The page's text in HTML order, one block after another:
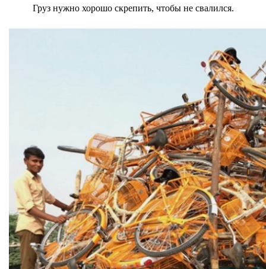
Груз нужно хорошо скрепить, чтобы не свалился.